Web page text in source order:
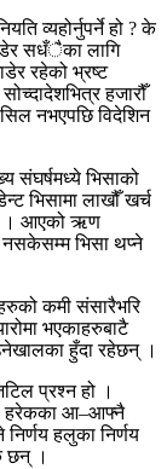
व्यहोर्नुपर्ने हो ? के
सधँैका लागि
रहेको भ्रष्ट
हजारौँ
नभएपछि विदेशिन
संघर्षमध्ये भिसाको
भिसामा लाखौँ खर्च
। आएको ऋण
नसकेसम्म भिसा थप्ने
कमी संसारैभरि
भएकाहरुबाटै
हुँदा रहेछन् ।
प्रश्न हो ।
हरेकका आ–आफ्नै
हलुका निर्णय
छन् ।